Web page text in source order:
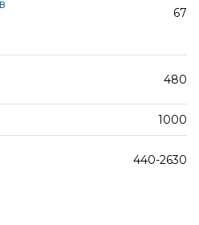
67
480
1000
440-2630